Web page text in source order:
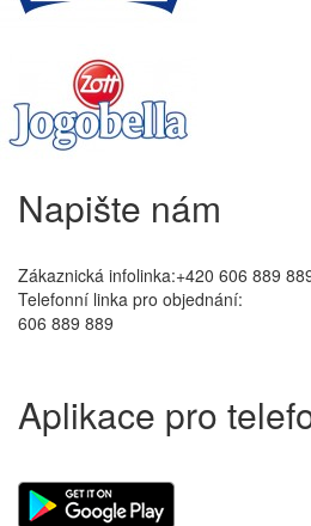
Napište nám
Zákaznická infolinka:+420 606 889
Telefonní linka pro objednání:
606 889 889
Aplikace pro